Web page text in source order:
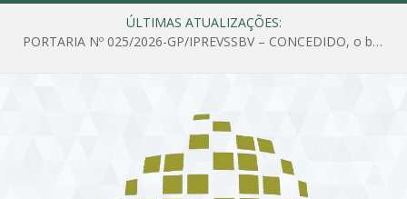
ÚLTIMAS ATUALIZAÇÕES:
PORTARIA Nº 025/2026-GP/IPREVSSBV – CONCEDIDO, o benefício de PENSÃO a MARIA ESTELA DOS SANTOS SOUZA